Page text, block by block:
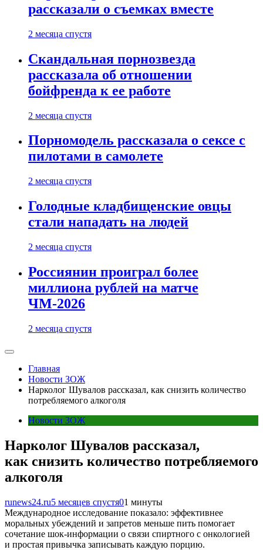
рассказали о съемках вместе
2 месяца спустя
Скандальная порнозвезда
рассказала об отношении
бойфренда к ее работе
2 месяца спустя
Порномодель рассказала о сексе с
пилотами в самолете
2 месяца спустя
Голодные кладбищенские овцы
стали нападать на людей
2 месяца спустя
Россиянин проиграл более
миллиона рублей на матче
ЧМ-2026
2 месяца спустя
Главная
Новости ЗОЖ
Нарколог Шувалов рассказал, как снизить количество
потребляемого алкоголя
Новости ЗОЖ
Нарколог Шувалов рассказал,
как снизить количество потребляемого
алкоголя
runews24.ru5 месяцев спустя01 минуты
Международное исследование показало: эффективнее
моральных убеждений и запретов меньше пить помогает
сочетание шок‑информации о связи спиртного с онкологией
и простая привычка записывать каждую порцию.